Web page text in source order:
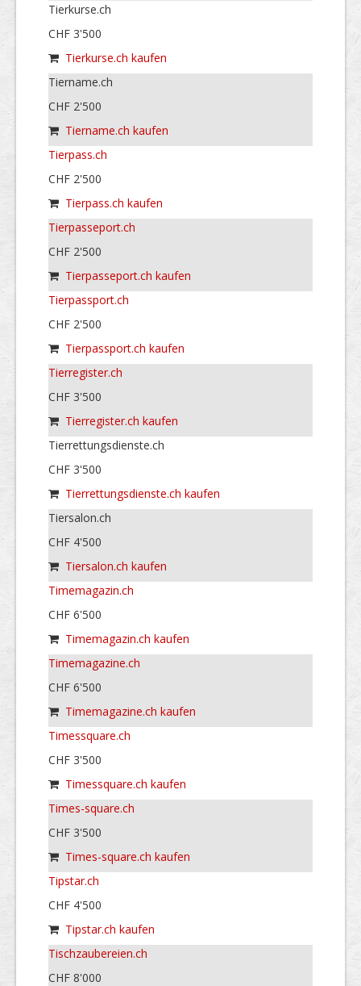
Tierkurse.ch
CHF 3'500
Tierkurse.ch kaufen
Tiername.ch
CHF 2'500
Tiername.ch kaufen
Tierpass.ch
CHF 2'500
Tierpass.ch kaufen
Tierpasseport.ch
CHF 2'500
Tierpasseport.ch kaufen
Tierpassport.ch
CHF 2'500
Tierpassport.ch kaufen
Tierregister.ch
CHF 3'500
Tierregister.ch kaufen
Tierrettungsdienste.ch
CHF 3'500
Tierrettungsdienste.ch kaufen
Tiersalon.ch
CHF 4'500
Tiersalon.ch kaufen
Timemagazin.ch
CHF 6'500
Timemagazin.ch kaufen
Timemagazine.ch
CHF 6'500
Timemagazine.ch kaufen
Timessquare.ch
CHF 3'500
Timessquare.ch kaufen
Times-square.ch
CHF 3'500
Times-square.ch kaufen
Tipstar.ch
CHF 4'500
Tipstar.ch kaufen
Tischzaubereien.ch
CHF 8'000